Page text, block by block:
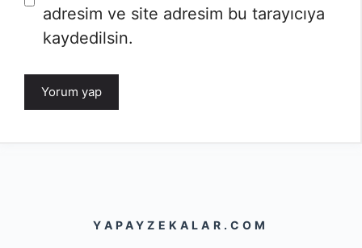
adresim ve site adresim bu tarayıcıya
kaydedilsin.
YAPAYZEKALAR.COM